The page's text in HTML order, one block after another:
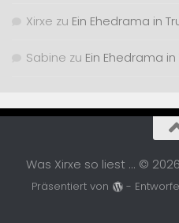
Xirxe zu Ein Ehedrama in
Sabine zu Ein Ehedrama
Was Xirxe so liest ... ©
Präsentiert von -